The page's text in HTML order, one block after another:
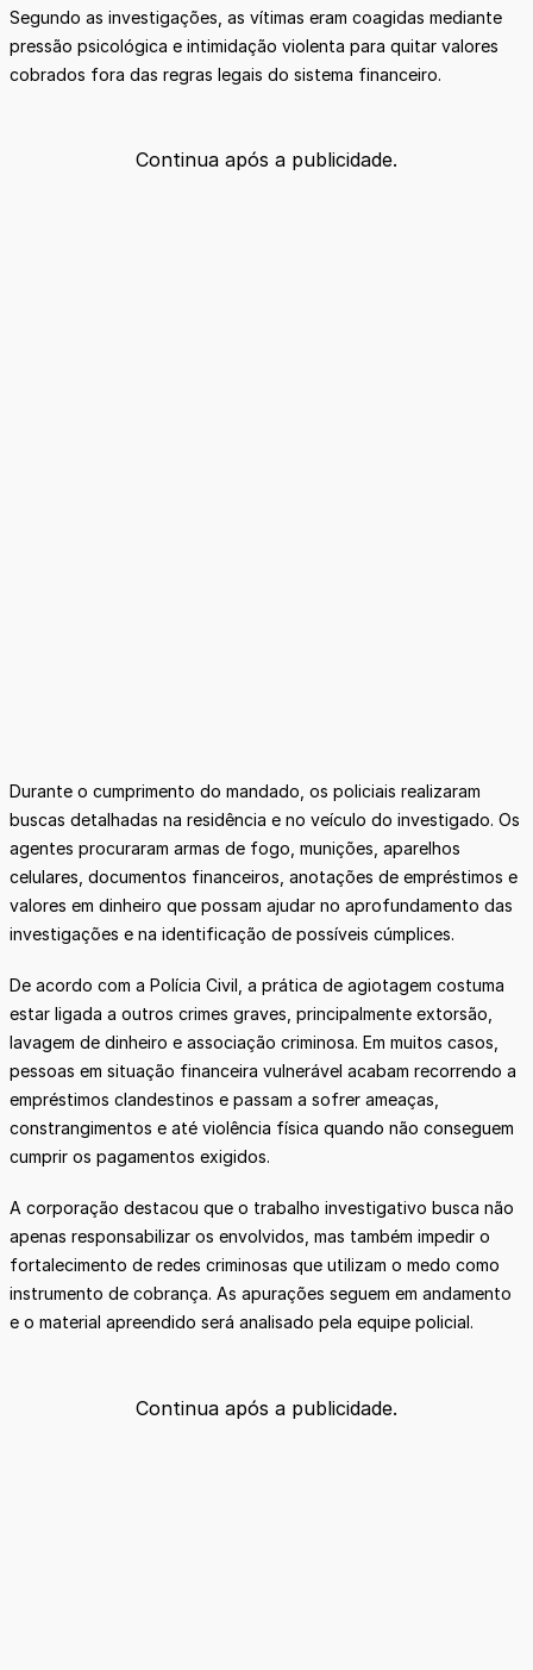
Segundo as investigações, as vítimas eram coagidas mediante
pressão psicológica e intimidação violenta para quitar valores
cobrados fora das regras legais do sistema financeiro.
Continua após a publicidade.
Durante o cumprimento do mandado, os policiais realizaram
buscas detalhadas na residência e no veículo do investigado. Os
agentes procuraram armas de fogo, munições, aparelhos
celulares, documentos financeiros, anotações de empréstimos e
valores em dinheiro que possam ajudar no aprofundamento das
investigações e na identificação de possíveis cúmplices.
De acordo com a Polícia Civil, a prática de agiotagem costuma
estar ligada a outros crimes graves, principalmente extorsão,
lavagem de dinheiro e associação criminosa. Em muitos casos,
pessoas em situação financeira vulnerável acabam recorrendo a
empréstimos clandestinos e passam a sofrer ameaças,
constrangimentos e até violência física quando não conseguem
cumprir os pagamentos exigidos.
A corporação destacou que o trabalho investigativo busca não
apenas responsabilizar os envolvidos, mas também impedir o
fortalecimento de redes criminosas que utilizam o medo como
instrumento de cobrança. As apurações seguem em andamento
e o material apreendido será analisado pela equipe policial.
Continua após a publicidade.